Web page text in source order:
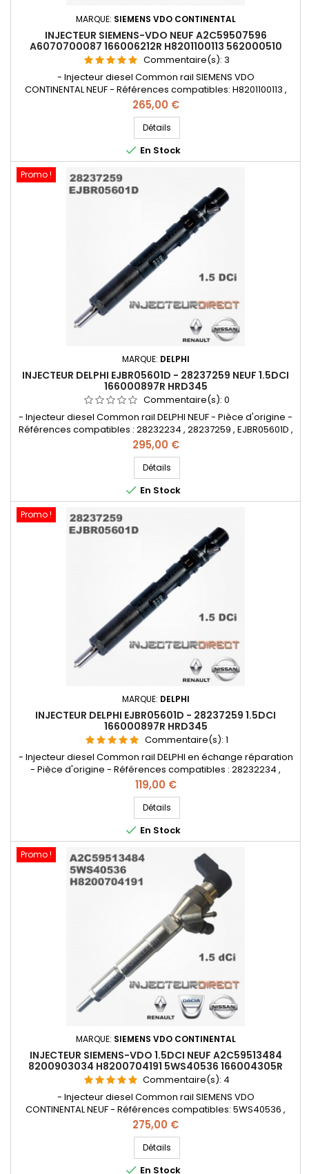
MARQUE: SIEMENS VDO CONTINENTAL
INJECTEUR SIEMENS-VDO NEUF A2C59507596
A6070700087 166006212R H8201100113 562000510
Commentaire(s): 3
- Injecteur diesel Common rail SIEMENS VDO
CONTINENTAL NEUF - Références compatibles: H8201100113 ,
8201100113 , 166006212R , 16600001Q1REX , H8200704180 ,
A6070700195 , A6070700087 , 8201041272 , A2C59507596 , -
Pour motorisation Renault Nissan 1.5dCi et Mercedes CDI
Pièce d'origine
Prix
265,00 €
Détails
 En Stock
Promo !
MARQUE: DELPHI
INJECTEUR DELPHI EJBR05601D - 28237259 NEUF 1.5DCI
166000897R HRD345
Commentaire(s): 0
- Injecteur diesel Common rail DELPHI NEUF - Pièce d'origine -
Références compatibles : 28232234 , 28237259 , EJBR05601D ,
R05601D , HRD345 , 16 60 008 97R - 1660 008 97R - 1660 078 66R
- 166000897R - 166O O78 66R - 166O OO8 97R - 8200 794 299 -
82OO 794 299 - H8200 827 965 - H82OO 827 965
- 8200794299 , 166000897R , 166007866R - Pour motorisation...
Prix
295,00 €
Détails
 En Stock
Promo !
MARQUE: DELPHI
INJECTEUR DELPHI EJBR05601D - 28237259 1.5DCI
166000897R HRD345
Commentaire(s): 1
- Injecteur diesel Common rail DELPHI en échange réparation
- Pièce d'origine - Références compatibles : 28232234 ,
28237259 , EJBR05601D , R05601D , HRD345 , 16 60 008 97R - 1660
008 97R - 1660 078 66R - 166000897R - 166O O78 66R - 166O
OO8 97R - 8200 794 299 - 82OO 794 299 - H8200 827 965 -
H82OO 827 965 - 8200794299 , 166000897R , 166007866R -
Pour...
Prix
119,00 €
Détails
 En Stock
Promo !
MARQUE: SIEMENS VDO CONTINENTAL
INJECTEUR SIEMENS-VDO 1.5DCI NEUF A2C59513484
8200903034 H8200704191 5WS40536 166004305R
Commentaire(s): 4
- Injecteur diesel Common rail SIEMENS VDO
CONTINENTAL NEUF - Références compatibles: 5WS40536 ,
A2C59513484 , H8200704191 , 8200903034 , 166008052R ,
8200704180 , 166008052R , H8200704180 , 166004305r
, 562000310 - Pour Renault Nissan Dacia 1.5dCi Pièce
d'origine
Prix
275,00 €
Détails
 En Stock